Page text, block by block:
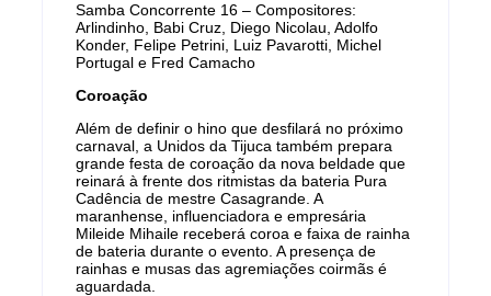
Samba Concorrente 16 – Compositores:
Arlindinho, Babi Cruz, Diego Nicolau, Adolfo
Konder, Felipe Petrini, Luiz Pavarotti, Michel
Portugal e Fred Camacho
Coroação
Além de definir o hino que desfilará no próximo
carnaval, a Unidos da Tijuca também prepara
grande festa de coroação da nova beldade que
reinará à frente dos ritmistas da bateria Pura
Cadência de mestre Casagrande. A
maranhense, influenciadora e empresária
Mileide Mihaile receberá coroa e faixa de rainha
de bateria durante o evento. A presença de
rainhas e musas das agremiações coirmãs é
aguardada.